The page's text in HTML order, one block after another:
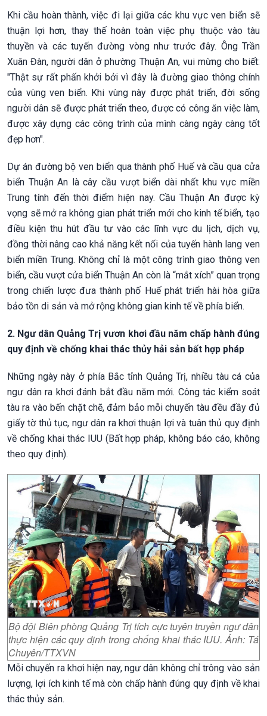
Khi cầu hoàn thành, việc đi lại giữa các khu vực ven biển sẽ
thuận lợi hơn, thay thế hoàn toàn việc phụ thuộc vào tàu
thuyền và các tuyến đường vòng như trước đây. Ông Trần
Xuân Đàn, người dân ở phường Thuận An, vui mừng cho biết:
"Thật sự rất phấn khởi bởi vì đây là đường giao thông chính
của vùng ven biển. Khi vùng này được phát triển, đời sống
người dân sẽ được phát triển theo, được có công ăn việc làm,
được xây dựng các công trình của mình càng ngày càng tốt
đẹp hơn".
Dự án đường bộ ven biển qua thành phố Huế và cầu qua cửa
biển Thuận An là cây cầu vượt biển dài nhất khu vực miền
Trung tính đến thời điểm hiện nay. Cầu Thuận An được kỳ
vọng sẽ mở ra không gian phát triển mới cho kinh tế biển, tạo
điều kiện thu hút đầu tư vào các lĩnh vực du lịch, dịch vụ,
đồng thời nâng cao khả năng kết nối của tuyến hành lang ven
biển miền Trung. Không chỉ là một công trình giao thông ven
biển, cầu vượt cửa biển Thuận An còn là “mắt xích” quan trọng
trong chiến lược đưa thành phố Huế phát triển hài hòa giữa
bảo tồn di sản và mở rộng không gian kinh tế về phía biển.
2. Ngư dân Quảng Trị vươn khơi đầu năm chấp hành đúng
quy định về chống khai thác thủy hải sản bất hợp pháp
Những ngày này ở phía Bắc tỉnh Quảng Trị, nhiều tàu cá của
ngư dân ra khơi đánh bắt đầu năm mới. Công tác kiểm soát
tàu ra vào bến chặt chẽ, đảm bảo mỗi chuyến tàu đều đầy đủ
giấy tờ thủ tục, ngư dân ra khơi thuận lợi và tuân thủ quy định
về chống khai thác IUU (Bất hợp pháp, không báo cáo, không
theo quy định).
Bộ đội Biên phòng Quảng Trị tích cực tuyên truyền ngư dân
thực hiện các quy định trong chống khai thác IUU. Ảnh: Tá
Chuyên/TTXVN
Mỗi chuyến ra khơi hiện nay, ngư dân không chỉ trông vào sản
lượng, lợi ích kinh tế mà còn chấp hành đúng quy định về khai
thác thủy sản.